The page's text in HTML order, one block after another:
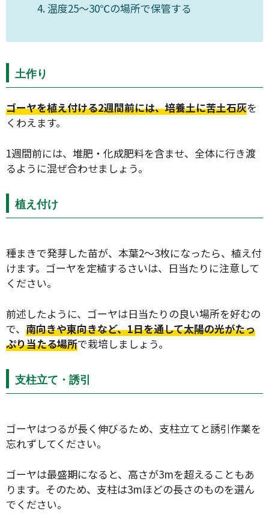
温度25〜30℃の場所で保管する
土作り
ゴーヤを植え付ける2週間前には、培養土に苦土石灰を
くわえます。
1週間前には、堆肥・化成肥料を含ませ、全体に行き渡
るように混ぜ合わせましょう。
植え付け
種まきで発芽した苗が、本葉2〜3枚になったら、植え付
けます。ゴーヤを定植するさいは、日当たりに注意して
ください。
前述したように、ゴーヤは日当たりの良い場所を好むの
で、 南向きや東向きなど、1日を通して太陽の光がたっ
ぷり当たる場所で栽培しましょう。
支柱立て・誘引
ゴーヤはつるが長く伸びるため、支柱立てと誘引作業を
忘れずしてください。
ゴーヤは最盛期になると、高さが3mを超えることもあ
ります。そのため、支柱は3mほどの長さのものを選ん
でください。